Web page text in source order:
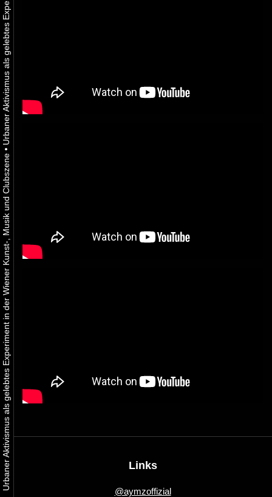
Urbaner Aktivismus als gelebtes Experiment in der Wiener Kunst-, Musik und Clubszene
•
Links
@aymzoffizial